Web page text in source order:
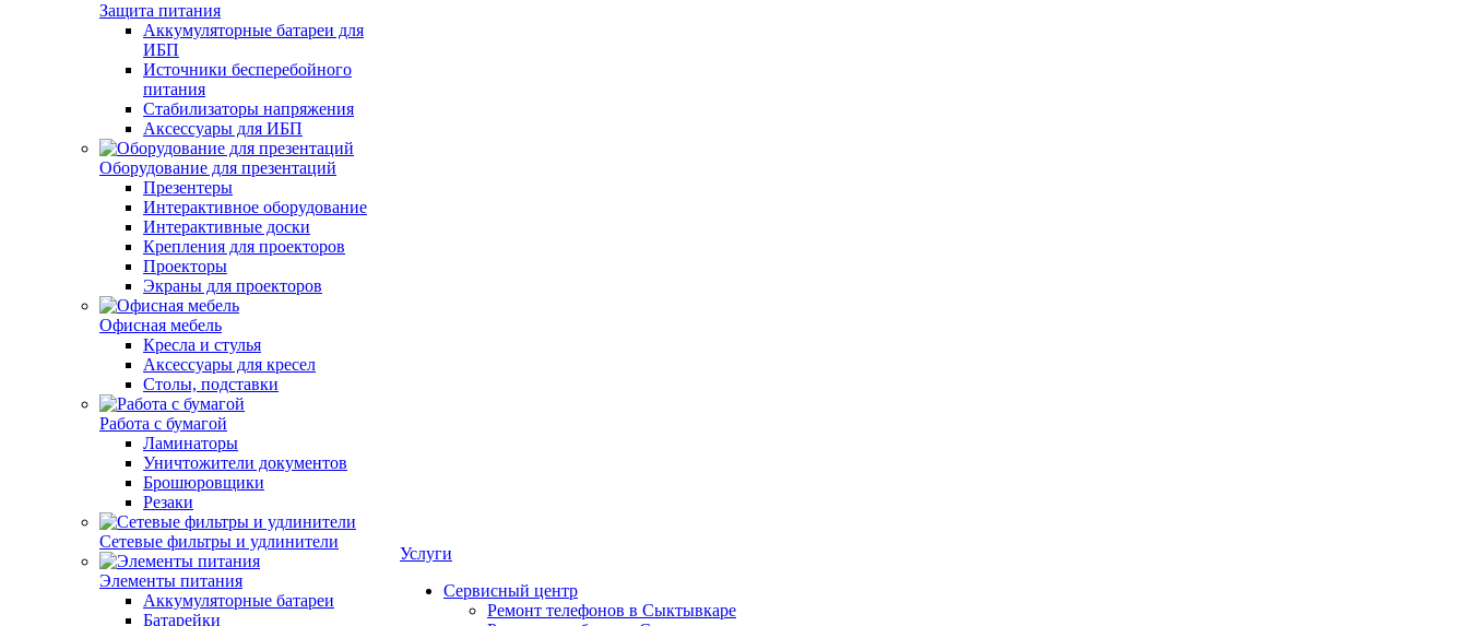
Защита питания
Аккумуляторные батареи для
ИБП
Источники бесперебойного
питания
Стабилизаторы напряжения
Аксессуары для ИБП
Оборудование для презентаций
Презентеры
Интерактивное оборудование
Интерактивные доски
Крепления для проекторов
Проекторы
Экраны для проекторов
Офисная мебель
Кресла и стулья
Аксессуары для кресел
Столы, подставки
Работа с бумагой
Ламинаторы
Уничтожители документов
Брошюровщики
Резаки
Сетевые фильтры и удлинители
Элементы питания
Аккумуляторные батареи
Батарейки
Услуги
Сервисный центр
Ремонт телефонов в Сыктывкаре